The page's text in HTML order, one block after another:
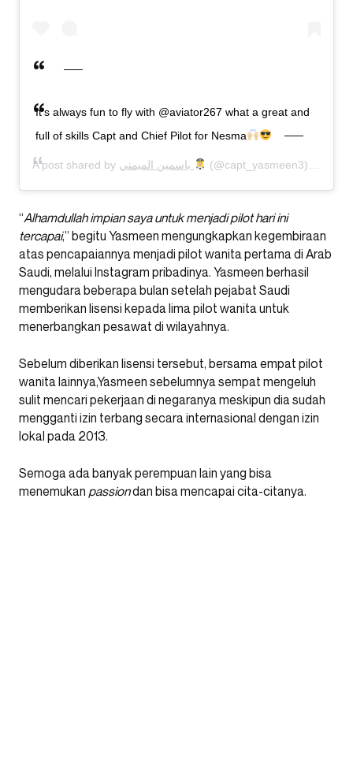
It’s always fun to fly with @aviator267 what a great and
full of skills Capt and Chief Pilot for Nesma
A post shared by (@capt_yasmeen3) on
“Alhamdullah impian saya untuk menjadi pilot hari ini
tercapai,” begitu Yasmeen mengungkapkan kegembiraan
atas pencapaiannya menjadi pilot wanita pertama di Arab
Saudi, melalui Instagram pribadinya. Yasmeen berhasil
mengudara beberapa bulan setelah pejabat Saudi
memberikan lisensi kepada lima pilot wanita untuk
menerbangkan pesawat di wilayahnya.
Sebelum diberikan lisensi tersebut, bersama empat pilot
wanita lainnya,Yasmeen sebelumnya sempat mengeluh
sulit mencari pekerjaan di negaranya meskipun dia sudah
mengganti izin terbang secara internasional dengan izin
lokal pada 2013.
Semoga ada banyak perempuan lain yang bisa
menemukan passiondan bisa mencapai cita-citanya.